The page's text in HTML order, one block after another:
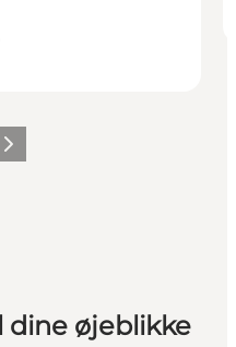
Næste
dine øjeblikke